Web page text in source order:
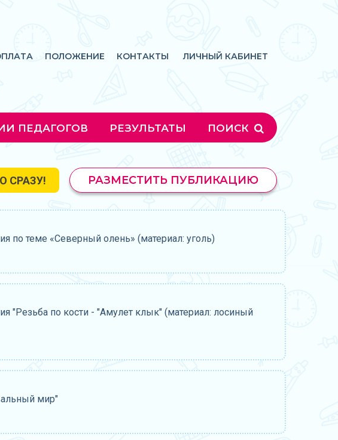
ПОЛОЖЕНИЕ КОНТАКТЫ ЛИЧНЫЙ КАБИНЕТ
ПЕДАГОГОВ РЕЗУЛЬТАТЫ ПОИСК
СРАЗУ! РАЗМЕСТИТЬ ПУБЛИКАЦИЮ
по теме «Северный олень» (материал: уголь)
"Резьба по кости - "Амулет клык" (материал: лосиный
мир"